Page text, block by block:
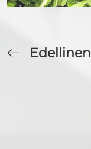
Edellinen